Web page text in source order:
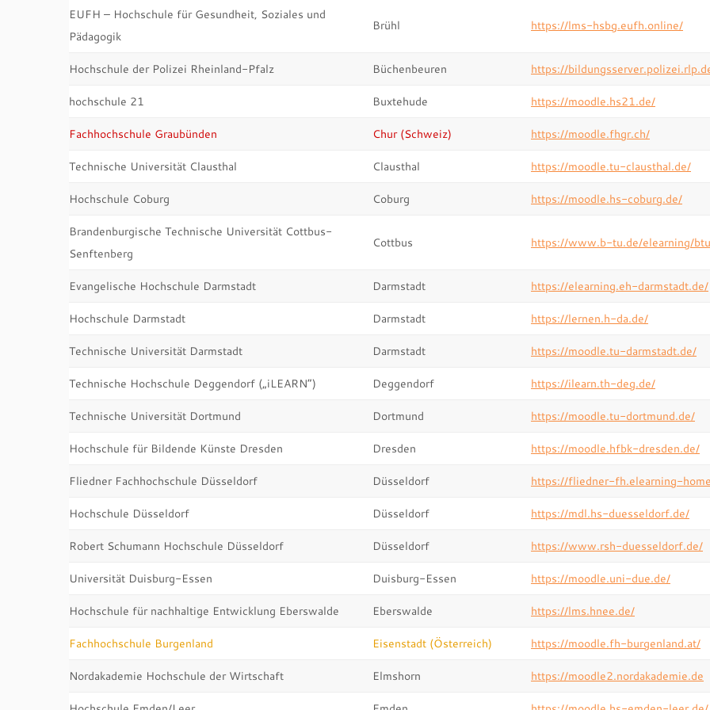
EUFH – Hochschule für Gesundheit, Soziales und
Pädagogik
Brühl https://lms-hsbg.eufh.online/
Hochschule der Polizei Rheinland-Pfalz Büchenbeuren https://
hochschule 21 Buxtehude https://moodle.hs21.de/
Fachhochschule Graubünden Chur (Schweiz) https://moodle.fhgr.ch/
Technische Universität Clausthal Clausthal https://moodle.tu-clausthal.de/
Hochschule Coburg Coburg https://moodle.hs-coburg.de/
Brandenburgische Technische Universität Cottbus-
Senftenberg
Cottbus https://www.b-tu.de/elearning/
Evangelische Hochschule Darmstadt Darmstadt https://elearning.eh-darmstadt.de/
Hochschule Darmstadt Darmstadt https://lernen.h-da.de/
Technische Universität Darmstadt Darmstadt https://moodle.tu-darmstadt.de/
Technische Hochschule Deggendorf („iLEARN“) Deggendorf https://ilearn.th-deg.de/
Technische Universität Dortmund Dortmund https://moodle.tu-dortmund.de/
Hochschule für Bildende Künste Dresden Dresden https://moodle.hfbk-dresden.de/
Fliedner Fachhochschule Düsseldorf Düsseldorf https://fliedner-fh.elearning-
Hochschule Düsseldorf Düsseldorf https://mdl.hs-duesseldorf.de/
Robert Schumann Hochschule Düsseldorf Düsseldorf https://www.rsh-duesseldorf.de/
Universität Duisburg-Essen Duisburg-Essen https://moodle.uni-due.de/
Hochschule für nachhaltige Entwicklung Eberswalde Eberswalde https://lms.hnee.de/
Fachhochschule Burgenland Eisenstadt (Österreich) https://moodle.fh-burgenland.at/
Nordakademie Hochschule der Wirtschaft Elmshorn https://moodle2.nordakademie.de